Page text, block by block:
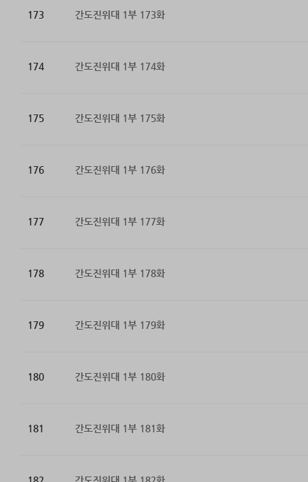
173 간도진위대 1부 173화
174 간도진위대 1부 174화
175 간도진위대 1부 175화
176 간도진위대 1부 176화
177 간도진위대 1부 177화
178 간도진위대 1부 178화
179 간도진위대 1부 179화
180 간도진위대 1부 180화
181 간도진위대 1부 181화